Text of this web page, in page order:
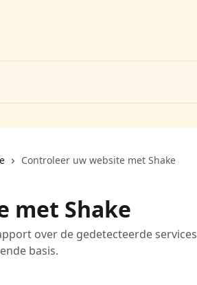
Controleer uw website met Shake
met Shake
over de gedetecteerde services
basis.